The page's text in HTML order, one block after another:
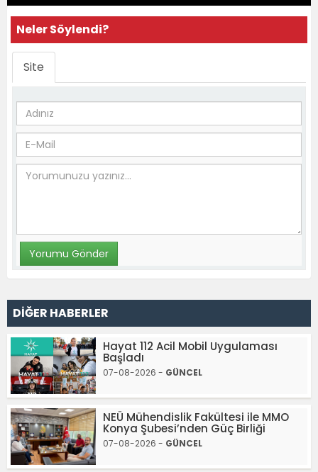
Neler Söylendi?
Site
DİĞER HABERLER
Hayat 112 Acil Mobil Uygulaması
Başladı
07-08-2026 - GÜNCEL
NEÜ Mühendislik Fakültesi ile MMO
Konya Şubesi’nden Güç Birliği
07-08-2026 - GÜNCEL